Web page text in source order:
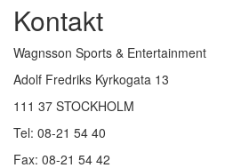
Kontakt
Wagnsson Sports & Entertainment
Adolf Fredriks Kyrkogata 13
111 37 STOCKHOLM
Tel: 08-21 54 40
Fax: 08-21 54 42